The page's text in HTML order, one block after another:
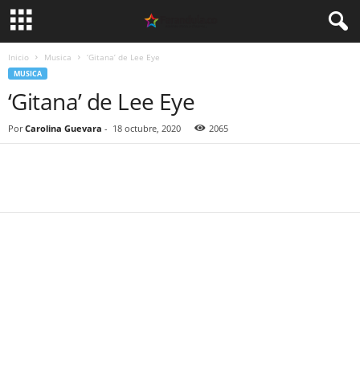
Inicio Musica ‘Gitana’ de Lee Eye
MUSICA
‘Gitana’ de Lee Eye
Por Carolina Guevara - 18 octubre, 2020 2065